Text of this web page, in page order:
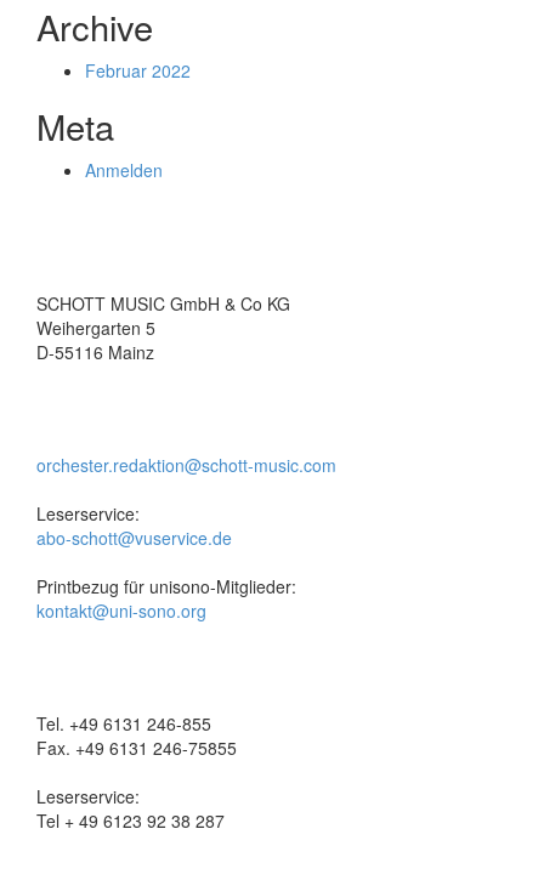
Archive
Februar 2022
Meta
Anmelden
SCHOTT MUSIC GmbH & Co KG
Weihergarten 5
D-55116 Mainz
orchester.redaktion@schott-music.com
Leserservice:
abo-schott@vuservice.de
Printbezug für unisono-Mitglieder:
kontakt@uni-sono.org
Tel. +49 6131 246-855
Fax. +49 6131 246-75855
Leserservice:
Tel + 49 6123 92 38 287